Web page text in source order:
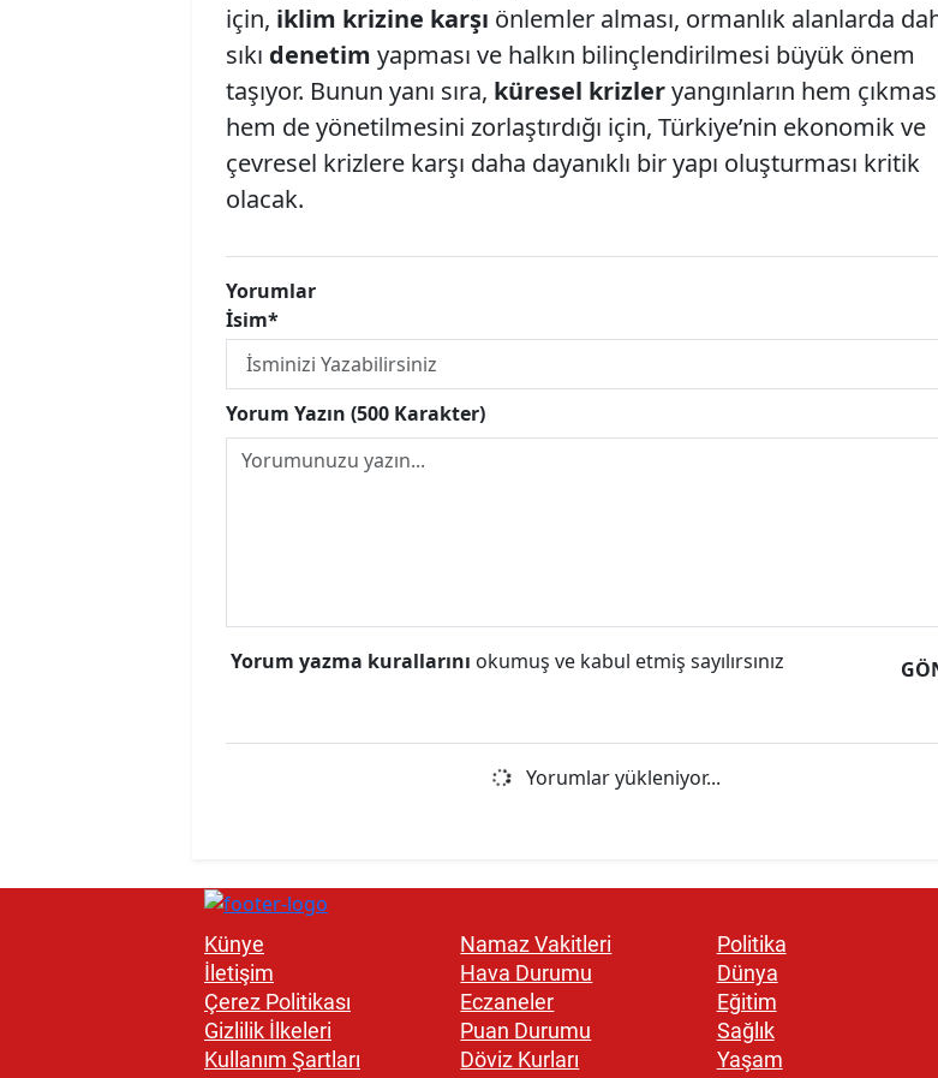
için, iklim krizine karşı önlemler alması, ormanlık alanlarda
sıkı denetim yapması ve halkın bilinçlendirilmesi büyük önem
taşıyor. Bunun yanı sıra, küresel krizleryangınların hem
hem de yönetilmesini zorlaştırdığı için, Türkiye’nin ekonomik ve
çevresel krizlere karşı daha dayanıklı bir yapı oluşturması kritik
olacak.
Yorumlar
İsim*
Yorum Yazın (500 Karakter)
Yorum yazma kurallarını okumuş ve kabul etmiş sayılırsınız
Yorumlar yükleniyor...
Künye
İletişim
Çerez Politikası
Gizlilik İlkeleri
Kullanım Şartları
Namaz Vakitleri
Hava Durumu
Eczaneler
Puan Durumu
Döviz Kurları
Politika
Dünya
Eğitim
Sağlık
Yaşam